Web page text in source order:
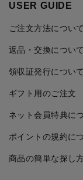
USER GUIDE
ご注文方法について
返品・交換について
領収証発行について
ギフト用のご注文
ネット会員特典に
ポイントの規約に
商品の簡単な探し